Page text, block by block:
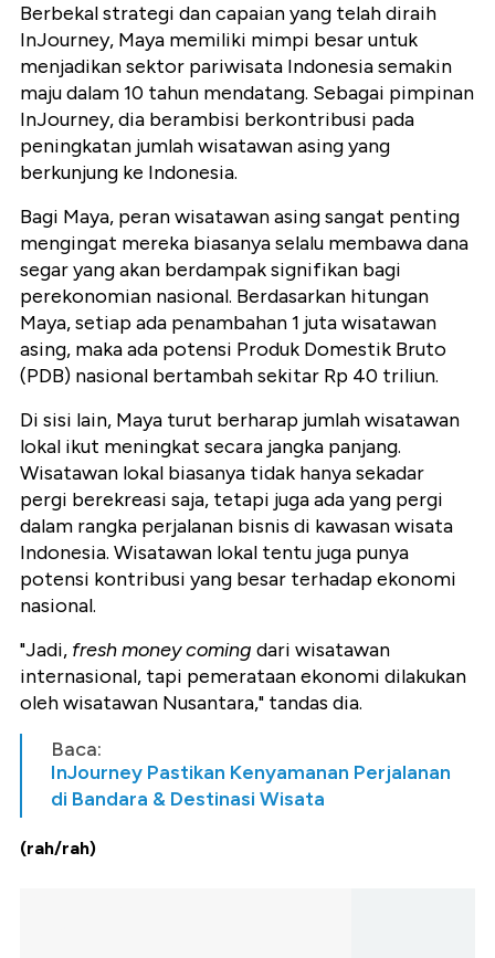
Berbekal strategi dan capaian yang telah diraih
InJourney, Maya memiliki mimpi besar untuk
menjadikan sektor pariwisata Indonesia semakin
maju dalam 10 tahun mendatang. Sebagai pimpinan
InJourney, dia berambisi berkontribusi pada
peningkatan jumlah wisatawan asing yang
berkunjung ke Indonesia.
Bagi Maya, peran wisatawan asing sangat penting
mengingat mereka biasanya selalu membawa dana
segar yang akan berdampak signifikan bagi
perekonomian nasional. Berdasarkan hitungan
Maya, setiap ada penambahan 1 juta wisatawan
asing, maka ada potensi Produk Domestik Bruto
(PDB) nasional bertambah sekitar Rp 40 triliun.
Di sisi lain, Maya turut berharap jumlah wisatawan
lokal ikut meningkat secara jangka panjang.
Wisatawan lokal biasanya tidak hanya sekadar
pergi berekreasi saja, tetapi juga ada yang pergi
dalam rangka perjalanan bisnis di kawasan wisata
Indonesia. Wisatawan lokal tentu juga punya
potensi kontribusi yang besar terhadap ekonomi
nasional.
"Jadi, fresh money coming dari wisatawan
internasional, tapi pemerataan ekonomi dilakukan
oleh wisatawan Nusantara," tandas dia.
Baca:
InJourney Pastikan Kenyamanan Perjalanan
di Bandara & Destinasi Wisata
(rah/rah)